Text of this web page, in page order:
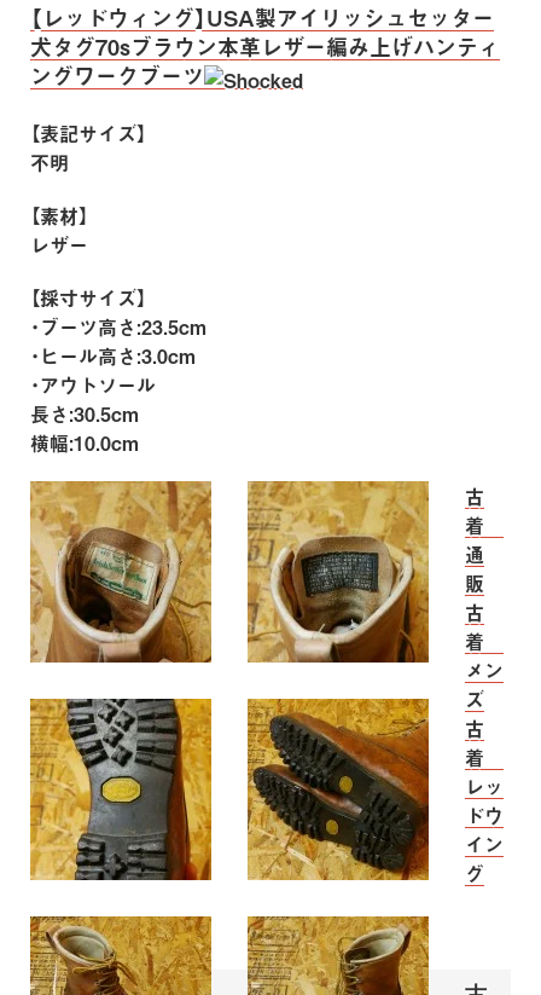
【レッドウィング】USA製アイリッシュセッター
犬タグ70sブラウン本革レザー編み上げハンティ
ングワークブーツ
【表記サイズ】
不明
【素材】
レザー
【採寸サイズ】
・ブーツ高さ:23.5cm
・ヒール高さ:3.0cm
・アウトソール
長さ:30.5cm
横幅:10.0cm
古
着
通
販
古
着
メン
ズ
古
着
レッ
ドウ
イン
グ